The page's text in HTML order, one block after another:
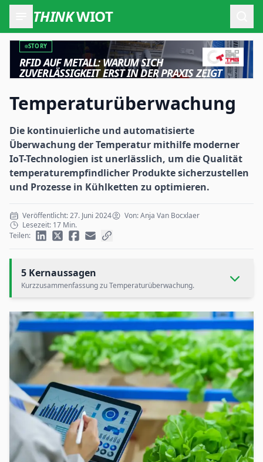
THINKWIOT
STORY
RFID AUF METALL: WARUM SICH
ZUVERLÄSSIGKEIT ERST IN DER PRAXIS ZEIGT
Temperaturüberwachung
Die kontinuierliche und automatisierte
Überwachung der Temperatur mithilfe moderner
IoT-Technologien ist unerlässlich, um die Qualität
temperaturempfindlicher Produkte sicherzustellen
und Prozesse in Kühlketten zu optimieren.
Veröffentlicht: 27. Juni 2024
Von: Anja Van Bocxlaer
Lesezeit: 17 Min.
Teilen:
5 Kernaussagen
Kurzzusammenfassung zu Temperaturüberwachung.